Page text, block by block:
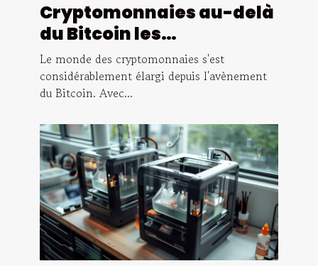
Cryptomonnaies au-delà
du Bitcoin les
alternatives
prometteuses pour un
investissement diversifié
Le monde des cryptomonnaies s'est
considérablement élargi depuis l'avènement
du Bitcoin. Avec...